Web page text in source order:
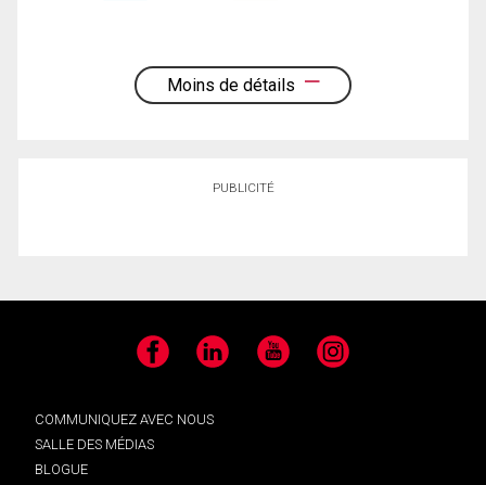
Moins de détails
PUBLICITÉ
Facebook LinkedIn YouTube Instagram
COMMUNIQUEZ AVEC NOUS
SALLE DES MÉDIAS
BLOGUE